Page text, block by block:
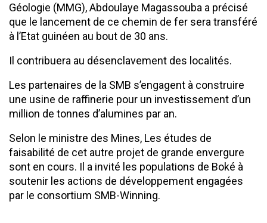
Géologie (MMG), Abdoulaye Magassouba a précisé
que le lancement de ce chemin de fer sera transféré
à l’Etat guinéen au bout de 30 ans.
Il contribuera au désenclavement des localités.
Les partenaires de la SMB s’engagent à construire
une usine de raffinerie pour un investissement d’un
million de tonnes d’alumines par an.
Selon le ministre des Mines, Les études de
faisabilité de cet autre projet de grande envergure
sont en cours. Il a invité les populations de Boké à
soutenir les actions de développement engagées
par le consortium SMB-Winning.